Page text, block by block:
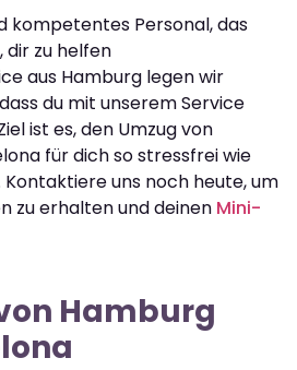
kompetentes Personal, das
zu helfen
aus Hamburg legen wir
du mit unserem Service
ist es, den Umzug von
für dich so stressfrei wie
uns noch heute, um
zu erhalten und deinen Mini-
Hamburg